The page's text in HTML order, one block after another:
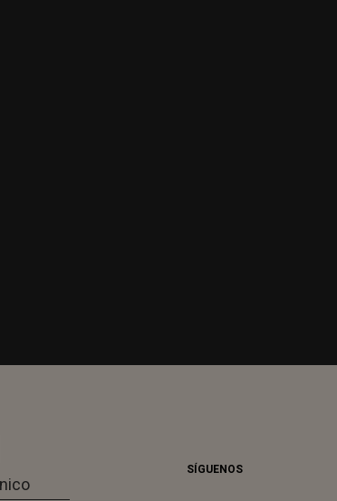
SÍGUENOS